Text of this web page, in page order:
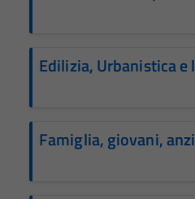
Edilizia, Urbanistica
Famiglia, giovani,